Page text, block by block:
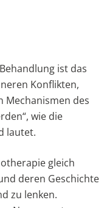
ist das
Konflikten,
Mechanismen des
wie die
lautet.
gleich
deren Geschichte
zu lenken.